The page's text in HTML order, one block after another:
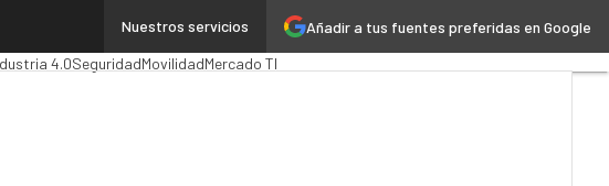
Añadir a tus fuentes preferidas en Google
Nuestros servicios
Administración PúblicaMarTech
Cloud
4.0SeguridadMovilidadMercado TI